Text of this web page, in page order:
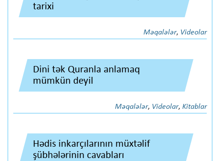
tarixi
Məqalələr, Videolar
Dini tək Quranla anlamaq
mümkün deyil
Məqalələr, Videolar, Kitablar
Hədis inkarçılarının müxtəlif
şübhələrinin cavabları